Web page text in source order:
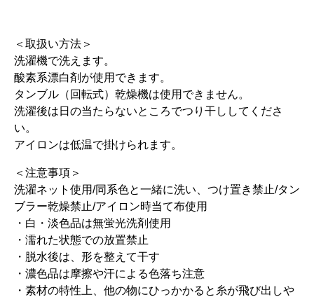
＜取扱い方法＞
洗濯機で洗えます。
酸素系漂白剤が使用できます。
タンブル（回転式）乾燥機は使用できません。
洗濯後は日の当たらないところでつり干ししてくださ
い。
アイロンは低温で掛けられます。
＜注意事項＞
洗濯ネット使用/同系色と一緒に洗い、つけ置き禁止/タン
ブラー乾燥禁止/アイロン時当て布使用
・白・淡色品は無蛍光洗剤使用
・濡れた状態での放置禁止
・脱水後は、形を整えて干す
・濃色品は摩擦や汗による色落ち注意
・素材の特性上、他の物にひっかかると糸が飛び出しや